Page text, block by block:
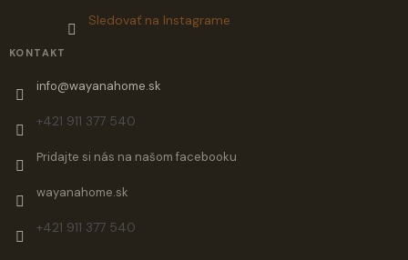
Sledovať na Instagrame
KONTAKT
info@wayanahome.sk
+421 911 377 540
Pridajte si nás na našom facebooku
wayanahome.sk
+421 911 377 540